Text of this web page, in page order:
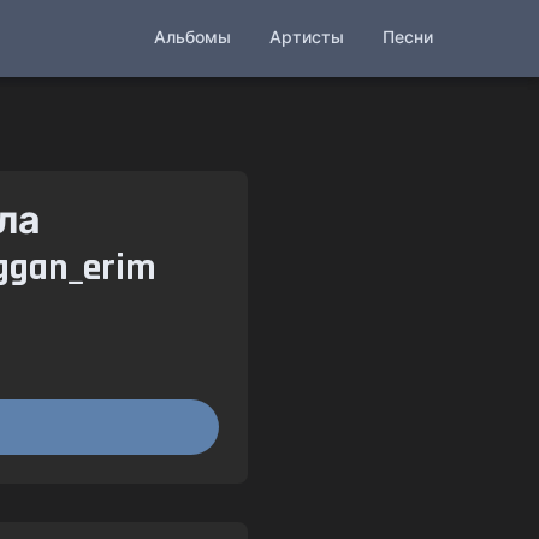
Альбомы Артисты Песни